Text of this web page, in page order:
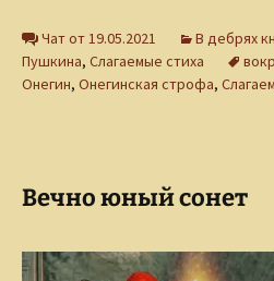
Чат от 19.05.2021 В дебрях
Пушкина, Слагаемые стиха
Онегин, Онегинская строфа,
Вечно юный сонет